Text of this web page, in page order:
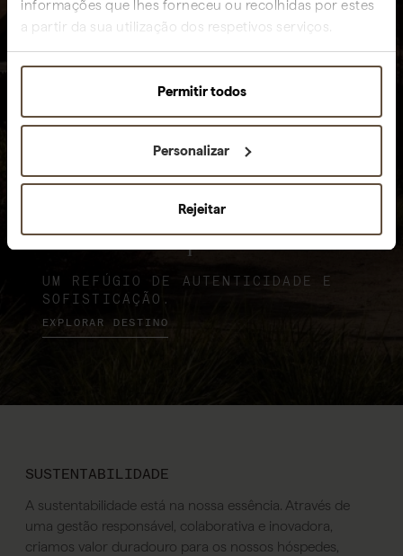
informações que lhes forneceu ou recolhidas por estes
a partir da sua utilização dos respetivos serviços.
Permitir todos
Personalizar
Rejeitar
Sublime Comporta
UM REFÚGIO DE AUTENTICIDADE E
SOFISTICAÇÃO.
EXPLORAR DESTINO
SUSTENTABILIDADE
A sustentabilidade está na nossa essência. Através de
uma gestão responsável, colaborativa e inovadora,
criamos valor duradouro para os nossos hóspedes,